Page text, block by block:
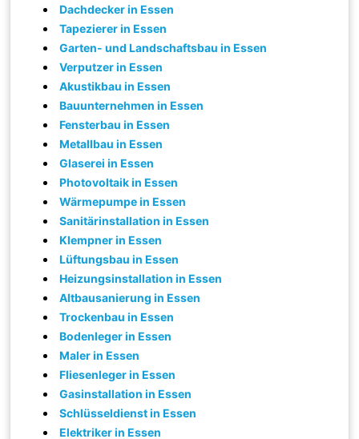
Dachdecker in Essen
Tapezierer in Essen
Garten- und Landschaftsbau in Essen
Verputzer in Essen
Akustikbau in Essen
Bauunternehmen in Essen
Fensterbau in Essen
Metallbau in Essen
Glaserei in Essen
Photovoltaik in Essen
Wärmepumpe in Essen
Sanitärinstallation in Essen
Klempner in Essen
Lüftungsbau in Essen
Heizungsinstallation in Essen
Altbausanierung in Essen
Trockenbau in Essen
Bodenleger in Essen
Maler in Essen
Fliesenleger in Essen
Gasinstallation in Essen
Schlüsseldienst in Essen
Elektriker in Essen